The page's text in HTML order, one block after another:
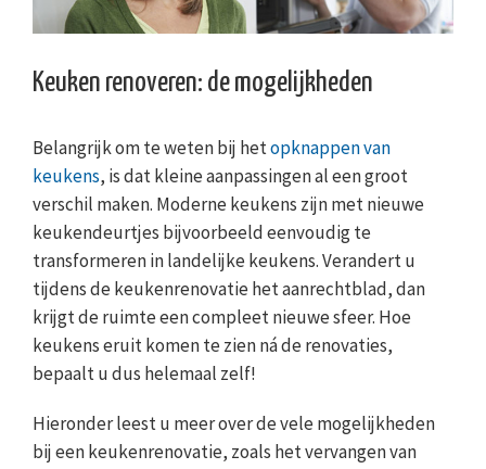
Keuken renoveren: de mogelijkheden
Belangrijk om te weten bij hetopknappen van
keukens, is dat kleine aanpassingen al een groot
verschil maken. Moderne keukens zijn met nieuwe
keukendeurtjes bijvoorbeeld eenvoudig te
transformeren in landelijke keukens. Verandert u
tijdens de keukenrenovatie het aanrechtblad, dan
krijgt de ruimte een compleet nieuwe sfeer. Hoe
keukens eruit komen te zien ná de renovaties,
bepaalt u dus helemaal zelf!
Hieronder leest u meer over de vele mogelijkheden
bij een keukenrenovatie, zoals het vervangen van